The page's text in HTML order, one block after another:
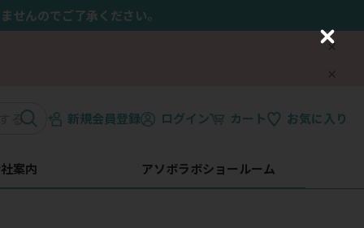
せんのでご了承ください。
新規会員登録 ログイン カート お気に入り
案内 アソボラボショールーム
C
o